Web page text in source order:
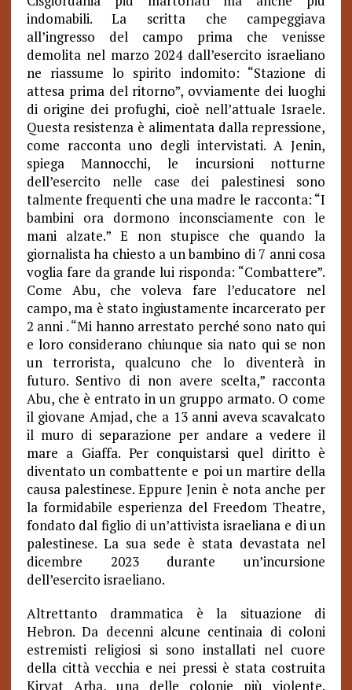
indomabili. La scritta che campeggiava
all’ingresso del campo prima che venisse
demolita nel marzo 2024 dall’esercito israeliano
ne riassume lo spirito indomito: “Stazione di
attesa prima del ritorno”, ovviamente dei luoghi
di origine dei profughi, cioè nell’attuale Israele.
Questa resistenza è alimentata dalla repressione,
come racconta uno degli intervistati. A Jenin,
spiega Mannocchi, le incursioni notturne
dell’esercito nelle case dei palestinesi sono
talmente frequenti che una madre le racconta: “I
bambini ora dormono inconsciamente con le
mani alzate.” E non stupisce che quando la
giornalista ha chiesto a un bambino di 7 anni cosa
voglia fare da grande lui risponda: “Combattere”.
Come Abu, che voleva fare l’educatore nel
campo, ma è stato ingiustamente incarcerato per
2 anni . “Mi hanno arrestato perché sono nato qui
e loro considerano chiunque sia nato qui se non
un terrorista, qualcuno che lo diventerà in
futuro. Sentivo di non avere scelta,” racconta
Abu, che è entrato in un gruppo armato. O come
il giovane Amjad, che a 13 anni aveva scavalcato
il muro di separazione per andare a vedere il
mare a Giaffa. Per conquistarsi quel diritto è
diventato un combattente e poi un martire della
causa palestinese. Eppure Jenin è nota anche per
la formidabile esperienza del Freedom Theatre,
fondato dal figlio di un’attivista israeliana e di un
palestinese. La sua sede è stata devastata nel
dicembre 2023 durante un’incursione
dell’esercito israeliano.
Altrettanto drammatica è la situazione di
Hebron. Da decenni alcune centinaia di coloni
estremisti religiosi si sono installati nel cuore
della città vecchia e nei pressi è stata costruita
Kiryat Arba, una delle colonie più violente.